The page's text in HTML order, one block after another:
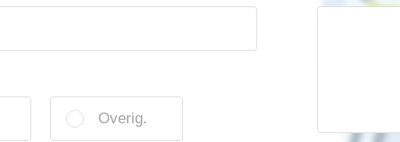
Overig.